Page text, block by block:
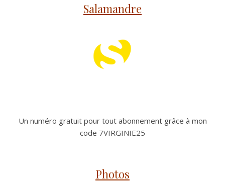
Salamandre
Un numéro gratuit pour tout abonnement grâce à mon
code 7VIRGINIE25
Photos